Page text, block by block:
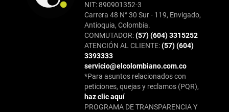
NIT: 890901352-3
Carrera 48 N° 30 Sur - 119, Envigado,
Antioquia, Colombia.
CONMUTADOR:(57) (604) 3315252
ATENCIÓN AL CLIENTE:(57) (604)
3393333
servicio@elcolombiano.com.co
*Para asuntos relacionados con
peticiones, quejas y reclamos (PQR),
haz clic aquí
PROGRAMA DE TRANSPARENCIA Y